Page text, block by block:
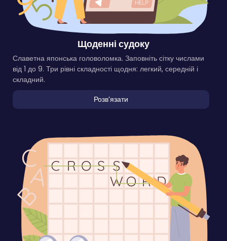
Щоденні судоку
Славетна японська головоломка. Заповніть сітку числами
від 1 до 9. Три рівні складності щодня: легкий, середній і
складний.
Розвʼязати